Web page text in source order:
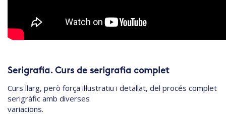
Serigrafia. Curs de serigrafia complet
Curs llarg, però força il·lustratiu i detallat, del procés complet
serigràfic amb diverses
variacions.